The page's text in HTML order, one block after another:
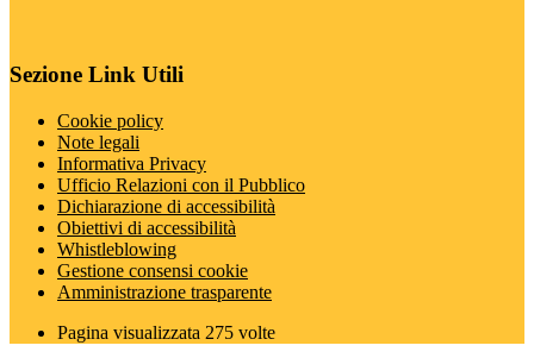
Sezione Link Utili
Cookie policy
Note legali
Informativa Privacy
Ufficio Relazioni con il Pubblico
Dichiarazione di accessibilità
Obiettivi di accessibilità
Whistleblowing
Gestione consensi cookie
Amministrazione trasparente
Pagina visualizzata 275 volte